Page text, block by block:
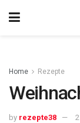
Home Rezepte
by rezepte38